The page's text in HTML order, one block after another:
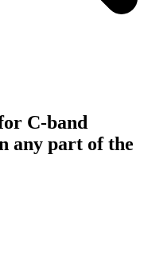
C-band
any part of the